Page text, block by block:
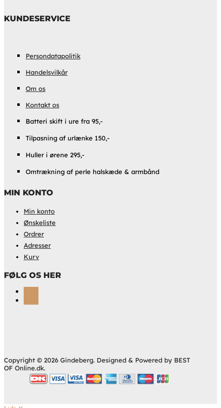
KUNDESERVICE
Persondatapolitik
Handelsvilkår
Om os
Kontakt os
Batteri skift i ure fra 95,-
Tilpasning af urlænke 150,-
Huller i ørene 295,-
Omtrækning af perle halskæde & armbånd
MIN KONTO
Min konto
Ønskeliste
Ordrer
Adresser
Kurv
FØLG OS HER
Copyright © 2026 Gindeberg. Designed & Powered by BEST
OF Online.dk.